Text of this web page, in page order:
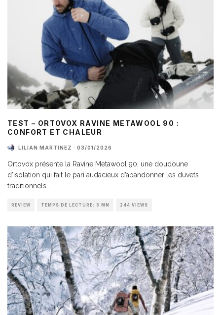
TEST – ORTOVOX RAVINE METAWOOL 90 :
CONFORT ET CHALEUR
LILIAN MARTINEZ · 03/01/2026
Ortovox présente la Ravine Metawool 90, une doudoune
d’isolation qui fait le pari audacieux d’abandonner les duvets
traditionnels...
REVIEW TEMPS DE LECTURE: 5 MN 244 VIEWS